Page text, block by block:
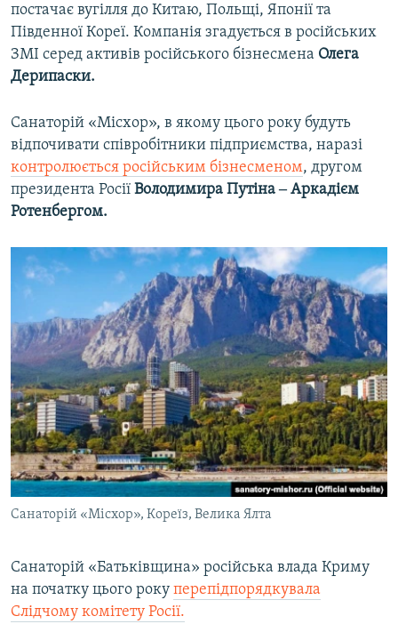
постачає вугілля до Китаю, Польщі, Японії та
Південної Кореї. Компанія згадується в російських
ЗМІ серед активів російського бізнесмена Олега
Дерипаски.
Санаторій «Місхор», в якому цього року будуть
відпочивати співробітники підприємства, наразі
контролюється російським бізнесменом, другом
президента Росії Володимира Путіна ‒ Аркадієм
Ротенбергом.
Санаторій «Місхор», Кореїз, Велика Ялта
Санаторій «Батьківщина» російська влада Криму
на початку цього року перепідпорядкувала
Слідчому комітету Росії.